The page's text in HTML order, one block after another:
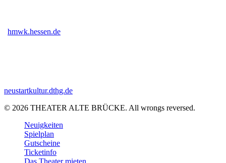
hmwk.hessen.de
neustartkultur.dthg.de
© 2026 THEATER ALTE BRÜCKE. All wrongs reversed.
Neuigkeiten
Spielplan
Gutscheine
Ticketinfo
Das Theater mieten